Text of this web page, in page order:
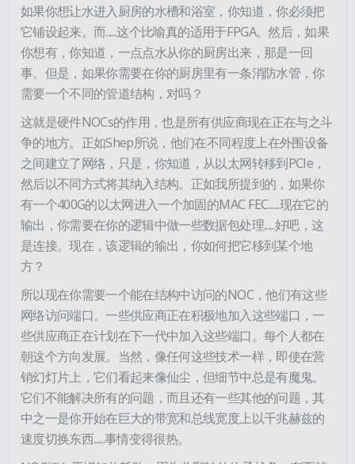
如果你想让水进入厨房的水槽和浴室，你知道，你必须把
它铺设起来。而......这个比喻真的适用于FPGA。然后，如果
你想有，你知道，一点点水从你的厨房出来，那是一回
事。但是，如果你需要在你的厨房里有一条消防水管，你
需要一个不同的管道结构，对吗？
这就是硬件NOCs的作用，也是所有供应商现在正在与之斗
争的地方。正如Shep所说，他们在不同程度上在外围设备
之间建立了网络，只是，你知道，从以太网转移到PCIe，
然后以不同方式将其纳入结构。正如我所提到的，如果你
有一个400G的以太网进入一个加固的MAC FEC......现在它的
输出，你需要在你的逻辑中做一些数据包处理......好吧，这
是连接。现在，该逻辑的输出，你如何把它移到某个地
方？
所以现在你需要一个能在结构中访问的NOC，他们有这些
网络访问端口。一些供应商正在积极地加入这些端口，一
些供应商正在计划在下一代中加入这些端口。每个人都在
朝这个方向发展。当然，像任何这些技术一样，即使在营
销幻灯片上，它们看起来像仙尘，但细节中总是有魔鬼。
它们不能解决所有的问题，而且还有一些其他的问题，其
中之一是你开始在巨大的带宽和总线宽度上以千兆赫兹的
速度切换东西......事情变得很热。